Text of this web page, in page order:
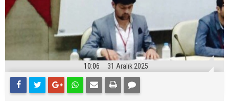
10:06 31 Aralık 2025